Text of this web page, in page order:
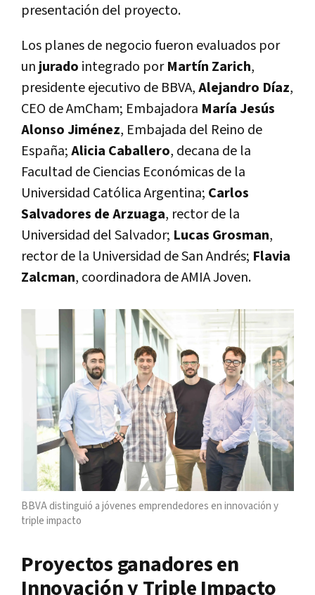
presentación del proyecto.
Los planes de negocio fueron evaluados por
unjurado integrado porMartín Zarich,
presidente ejecutivo de BBVA,Alejandro Díaz,
CEO de AmCham; Embajadora María Jesús
Alonso Jiménez, Embajada del Reino de
España;Alicia Caballero, decana de la
Facultad de Ciencias Económicas de la
Universidad Católica Argentina; Carlos
Salvadores de Arzuaga, rector de la
Universidad del Salvador; Lucas Grosman,
rector de la Universidad de San Andrés; Flavia
Zalcman, coordinadora de AMIA Joven.
BBVA distinguió a jóvenes emprendedores en innovación y
triple impacto
Proyectos ganadores en
Innovación y Triple Impacto